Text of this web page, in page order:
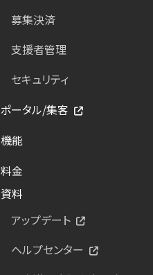
募集決済
支援者管理
セキュリティ
ポータル/集客
機能
料金
資料
アップデート
ヘルプセンター